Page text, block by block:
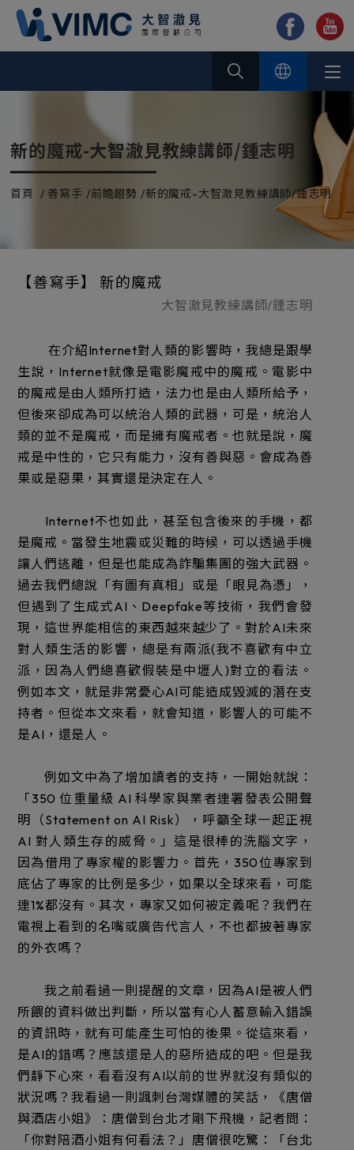
新的魔戒-大智澈見教練講師/鍾志明
首頁 善寫手 前瞻趨勢 新的魔戒-大智澈見教練講師/鍾志明
【善寫手】 新的魔戒
大智澈見教練講師/鍾志明
在介紹Internet對人類的影響時，我總是跟學
生說，Internet就像是電影魔戒中的魔戒。電影中
的魔戒是由人類所打造，法力也是由人類所給予，
但後來卻成為可以統治人類的武器，可是，統治人
類的並不是魔戒，而是擁有魔戒者。也就是說，魔
戒是中性的，它只有能力，沒有善與惡。會成為善
果或是惡果，其實還是決定在人。
Internet不也如此，甚至包含後來的手機，都
是魔戒。當發生地震或災難的時候，可以透過手機
讓人們逃離，但是也能成為詐騙集團的強大武器。
過去我們總說「有圖有真相」或是「眼見為憑」，
但遇到了生成式AI、Deepfake等技術，我們會發
現，這世界能相信的東西越來越少了。對於AI未來
對人類生活的影響，總是有兩派(我不喜歡有中立
派，因為人們總喜歡假裝是中壢人)對立的看法。
例如本文，就是非常憂心AI可能造成毀滅的潛在支
持者。但從本文來看，就會知道，影響人的可能不
是AI，還是人。
例如文中為了增加讀者的支持，一開始就說：
「350 位重量級 AI 科學家與業者連署發表公開聲
明（Statement on AI Risk），呼籲全球一起正視
AI 對人類生存的威脅。」這是很棒的洗腦文字，
因為借用了專家權的影響力。首先，350位專家到
底佔了專家的比例是多少，如果以全球來看，可能
連1%都沒有。其次，專家又如何被定義呢？我們在
電視上看到的名嘴或廣告代言人，不也都披著專家
的外衣嗎？
我之前看過一則提醒的文章，因為AI是被人們
所餵的資料做出判斷，所以當有心人蓄意輸入錯誤
的資訊時，就有可能產生可怕的後果。從這來看，
是AI的錯嗎？應該還是人的惡所造成的吧。但是我
們靜下心來，看看沒有AI以前的世界就沒有類似的
狀況嗎？我看過一則諷刺台灣媒體的笑話，《唐僧
與酒店小姐》：唐僧到台北才剛下飛機，記者問：
「你對陪酒小姐有何看法？」唐僧很吃驚：「台北
Cookie管理面板